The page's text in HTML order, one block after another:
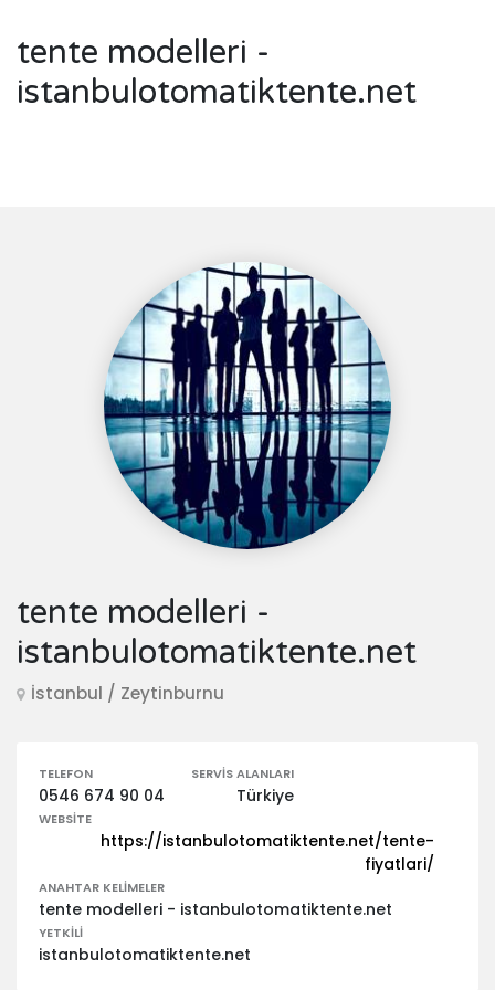
tente modelleri -
istanbulotomatiktente.net
tente modelleri -
istanbulotomatiktente.net
İstanbul / Zeytinburnu
TELEFON
0546 674 90 04
SERVIS ALANLARI
Türkiye
WEBSITE
https://istanbulotomatiktente.net/tente-
fiyatlari/
ANAHTAR KELIMELER
tente modelleri - istanbulotomatiktente.net
YETKILI
istanbulotomatiktente.net